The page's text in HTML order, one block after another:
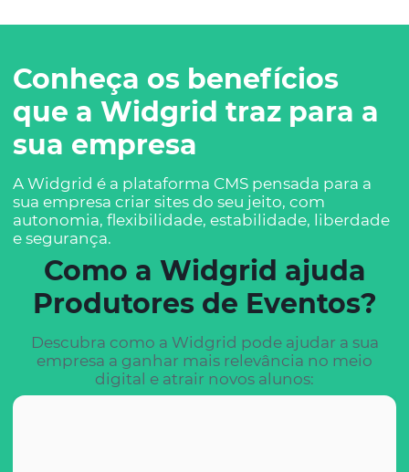
Conheça os benefícios
que a Widgrid traz para a
sua empresa
A Widgrid é a plataforma CMS pensada para a
sua empresa criar sites do seu jeito, com
autonomia, flexibilidade, estabilidade, liberdade
e segurança.
Como a Widgrid ajuda
Produtores de Eventos?
Descubra como a Widgrid pode ajudar a sua
empresa a ganhar mais relevância no meio
digital e atrair novos alunos: